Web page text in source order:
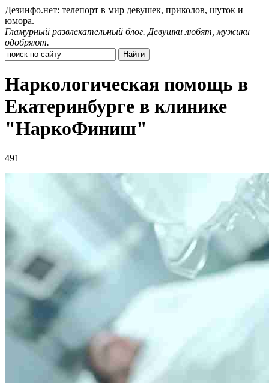
Дезинфо.нет: телепорт в мир девушек, приколов, шуток и
юмора.
Гламурный развлекательный блог. Девушки любят, мужики
одобряют.
Наркологическая помощь в
Екатеринбурге в клинике
"НаркоФиниш"
491